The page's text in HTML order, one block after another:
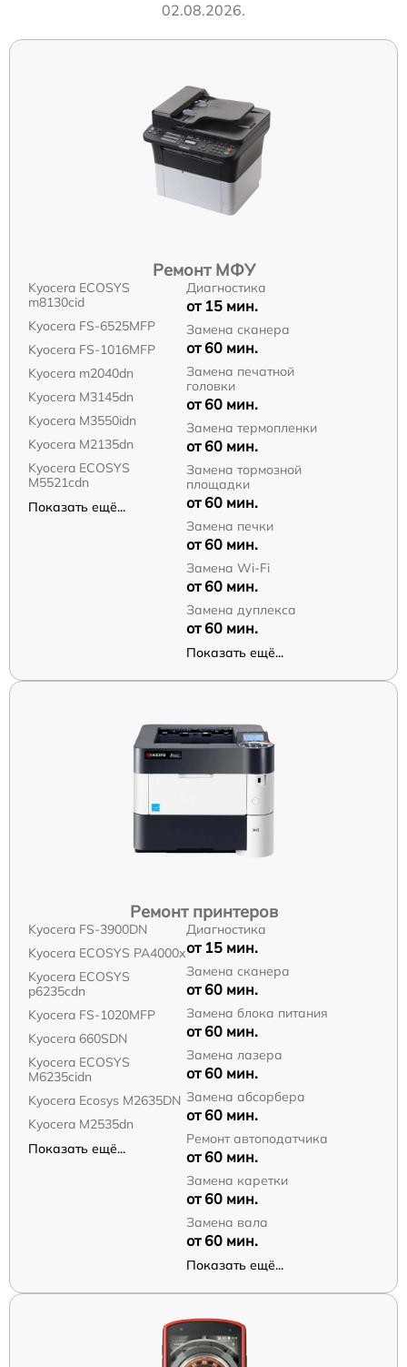
02.08.2026.
Ремонт МФУ
Kyocera ECOSYS
m8130cid
Kyocera FS-6525MFP
Kyocera FS-1016MFP
Kyocera m2040dn
Kyocera M3145dn
Kyocera M3550idn
Kyocera M2135dn
Kyocera ECOSYS
M5521cdn
Показать ещё...
Диагностика
от 15 мин.
Замена сканера
от 60 мин.
Замена печатной
головки
от 60 мин.
Замена термопленки
от 60 мин.
Замена тормозной
площадки
от 60 мин.
Замена печки
от 60 мин.
Замена Wi-Fi
от 60 мин.
Замена дуплекса
от 60 мин.
Показать ещё...
Ремонт принтеров
Kyocera FS-3900DN
Kyocera ECOSYS PA4000x
Kyocera ECOSYS
p6235cdn
Kyocera FS-1020MFP
Kyocera 660SDN
Kyocera ECOSYS
M6235cidn
Kyocera Ecosys M2635DN
Kyocera M2535dn
Показать ещё...
Диагностика
от 15 мин.
Замена сканера
от 60 мин.
Замена блока питания
от 60 мин.
Замена лазера
от 60 мин.
Замена абсорбера
от 60 мин.
Ремонт автоподатчика
от 60 мин.
Замена каретки
от 60 мин.
Замена вала
от 60 мин.
Показать ещё...